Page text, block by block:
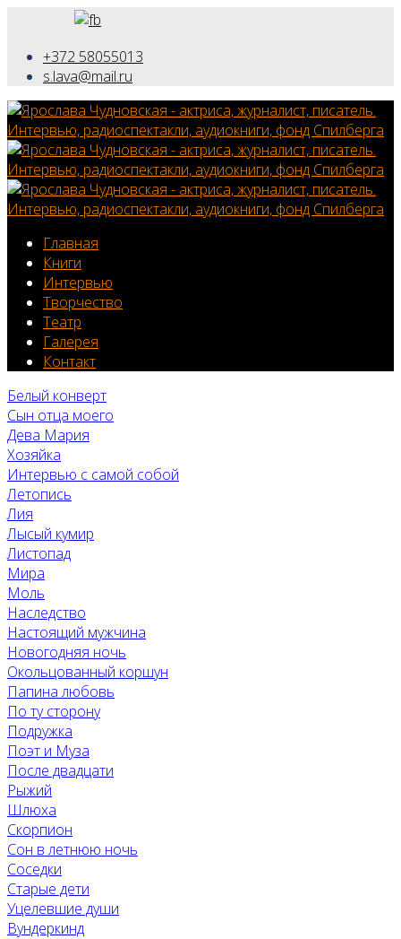
+372 58055013
s.lava@mail.ru
Главная
Книги
Интервью
Творчество
Театр
Галерея
Контакт
Белый конверт
Сын отца моего
Дева Мария
Хозяйка
Интервью с самой собой
Летопись
Лия
Лысый кумир
Листопад
Мира
Моль
Наследство
Настоящий мужчина
Новогодняя ночь
Окольцованный коршун
Папина любовь
По ту сторону
Подружка
Поэт и Муза
После двадцати
Рыжий
Шлюха
Скорпион
Сон в летнюю ночь
Соседки
Старые дети
Уцелевшие души
Вундеркинд